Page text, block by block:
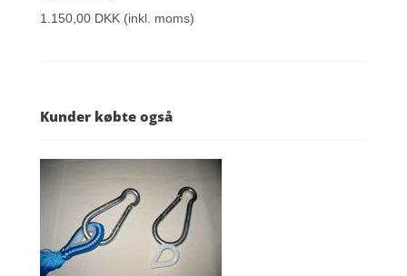
1.150,00 DKK (inkl. moms)
Kunder købte også